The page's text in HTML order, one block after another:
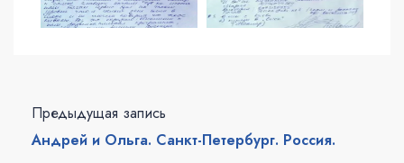
Предыдущая запись
Андрей и Ольга. Санкт-Петербург. Россия.